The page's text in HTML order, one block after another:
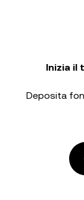
Inizia il
Deposita